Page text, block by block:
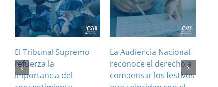
El Tribunal Supremo
refuerza la
importancia del
La Audiencia Nacional
reconoce el derecho a
compensar los festivos